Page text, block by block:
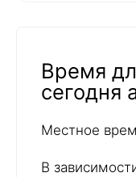
Время
сегодня
Местное
В